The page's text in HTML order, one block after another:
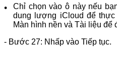
Chỉ chọn vào ô này nếu
dung lượng iCloud để
Màn hình nền và Tài liệu để
- Bước 27: Nhấp vào Tiếp tục.